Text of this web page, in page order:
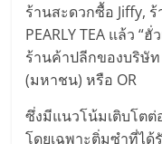
มอี
ไทย,
ร้านสะดวกซื้อ Jiffy,
PEARLY TEA แล้ว “
ร้านค้าปลีกของบริษั
(มหาชน) หรือ OR
ซึ่งมีแนวโน้มเติบโตต่
โดยเฉพาะติ่มซำที่ได้